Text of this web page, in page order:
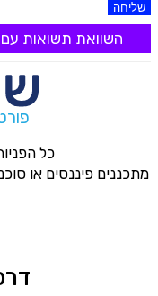
שליחה
השוואת תשואות
כל
מתכננים פיננסים או